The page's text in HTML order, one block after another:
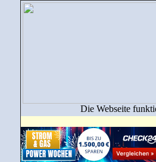
Die Webseite